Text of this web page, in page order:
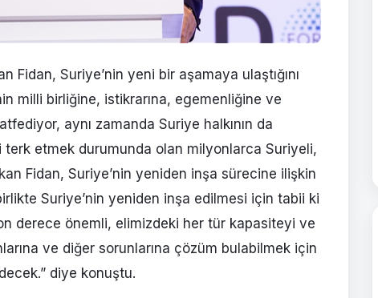
Fidan, Suriye’nin yeni bir aşamaya ulaştığını
milli birliğine, istikrarına, egemenliğine ve
aynı zamanda Suriye halkının da
terk etmek durumunda olan milyonlarca Suriyeli,
Fidan, Suriye’nin yeniden inşa sürecine ilişkin
Suriye’nin yeniden inşa edilmesi için tabii ki
derece önemli, elimizdeki her tür kapasiteyi ve
ve diğer sorunlarına çözüm bulabilmek için
diye konuştu.